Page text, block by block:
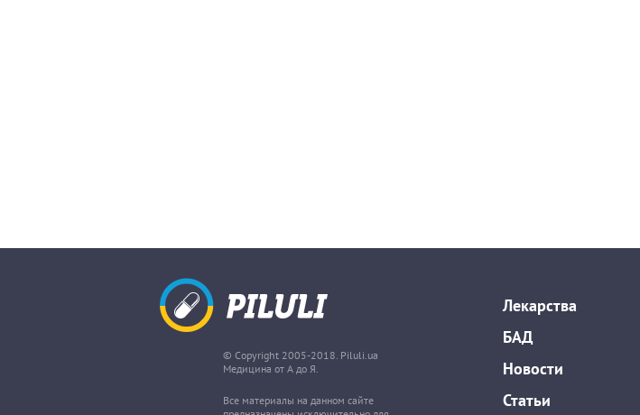
© Copyright 2005-2018. Piluli.ua
Медицина от А до Я.
Все материалы на данном сайте
Лекарства
БАД
Новости
Статьи